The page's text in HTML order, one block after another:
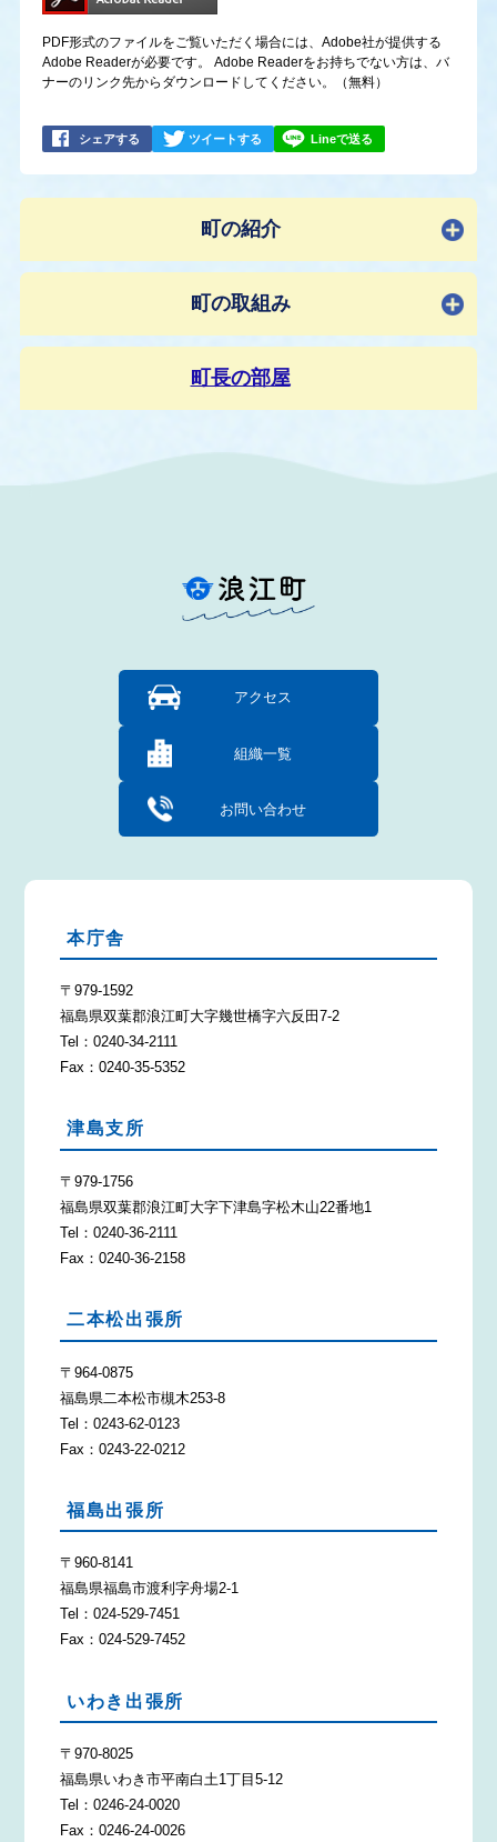
PDF形式のファイルをご覧いただく場合には、Adobe社が提供する
Adobe Readerが必要です。
Adobe Readerをお持ちでない方は、バ
ナーのリンク先からダウンロードしてください。（無料）
シェアする ツイートする Lineで送る
町の紹介
町の取組み
町長の部屋
アクセス
組織一覧
お問い合わせ
本庁舎
〒979-1592
福島県双葉郡浪江町大字幾世橋字六反田7-2
Tel：0240-34-2111
Fax：0240-35-5352
津島支所
〒979-1756
福島県双葉郡浪江町大字下津島字松木山22番地1
Tel：0240-36-2111
Fax：0240-36-2158
二本松出張所
〒964-0875
福島県二本松市槻木253-8
Tel：0243-62-0123
Fax：0243-22-0212
福島出張所
〒960-8141
福島県福島市渡利字舟場2-1
Tel：024-529-7451
Fax：024-529-7452
いわき出張所
〒970-8025
福島県いわき市平南白土1丁目5-12
Tel：0246-24-0020
Fax：0246-24-0026